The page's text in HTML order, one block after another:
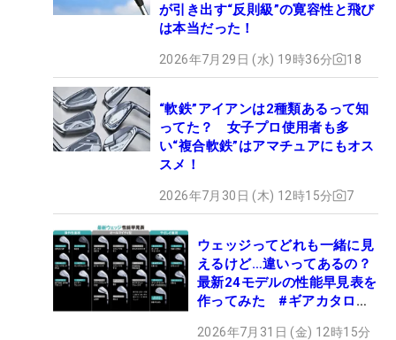
が引き出す“反則級”の寛容性と飛び
は本当だった！
2026年7月29日 (水) 19時36分 18
“軟鉄”アイアンは2種類あるって知
ってた？ 女子プロ使用者も多
い“複合軟鉄”はアマチュアにもオス
スメ！
2026年7月30日 (木) 12時15分 7
ウェッジってどれも一緒に見
えるけど…違いってあるの？
最新24モデルの性能早見表を
作ってみた #ギアカタログ
2026年7月31日 (金) 12時15分